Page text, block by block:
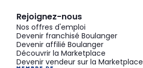
Rejoignez-nous
Nos offres d'emploi
Devenir franchisé Boulanger
Devenir affilié Boulanger
Découvrir la Marketplace
Devenir vendeur sur la Marketplace